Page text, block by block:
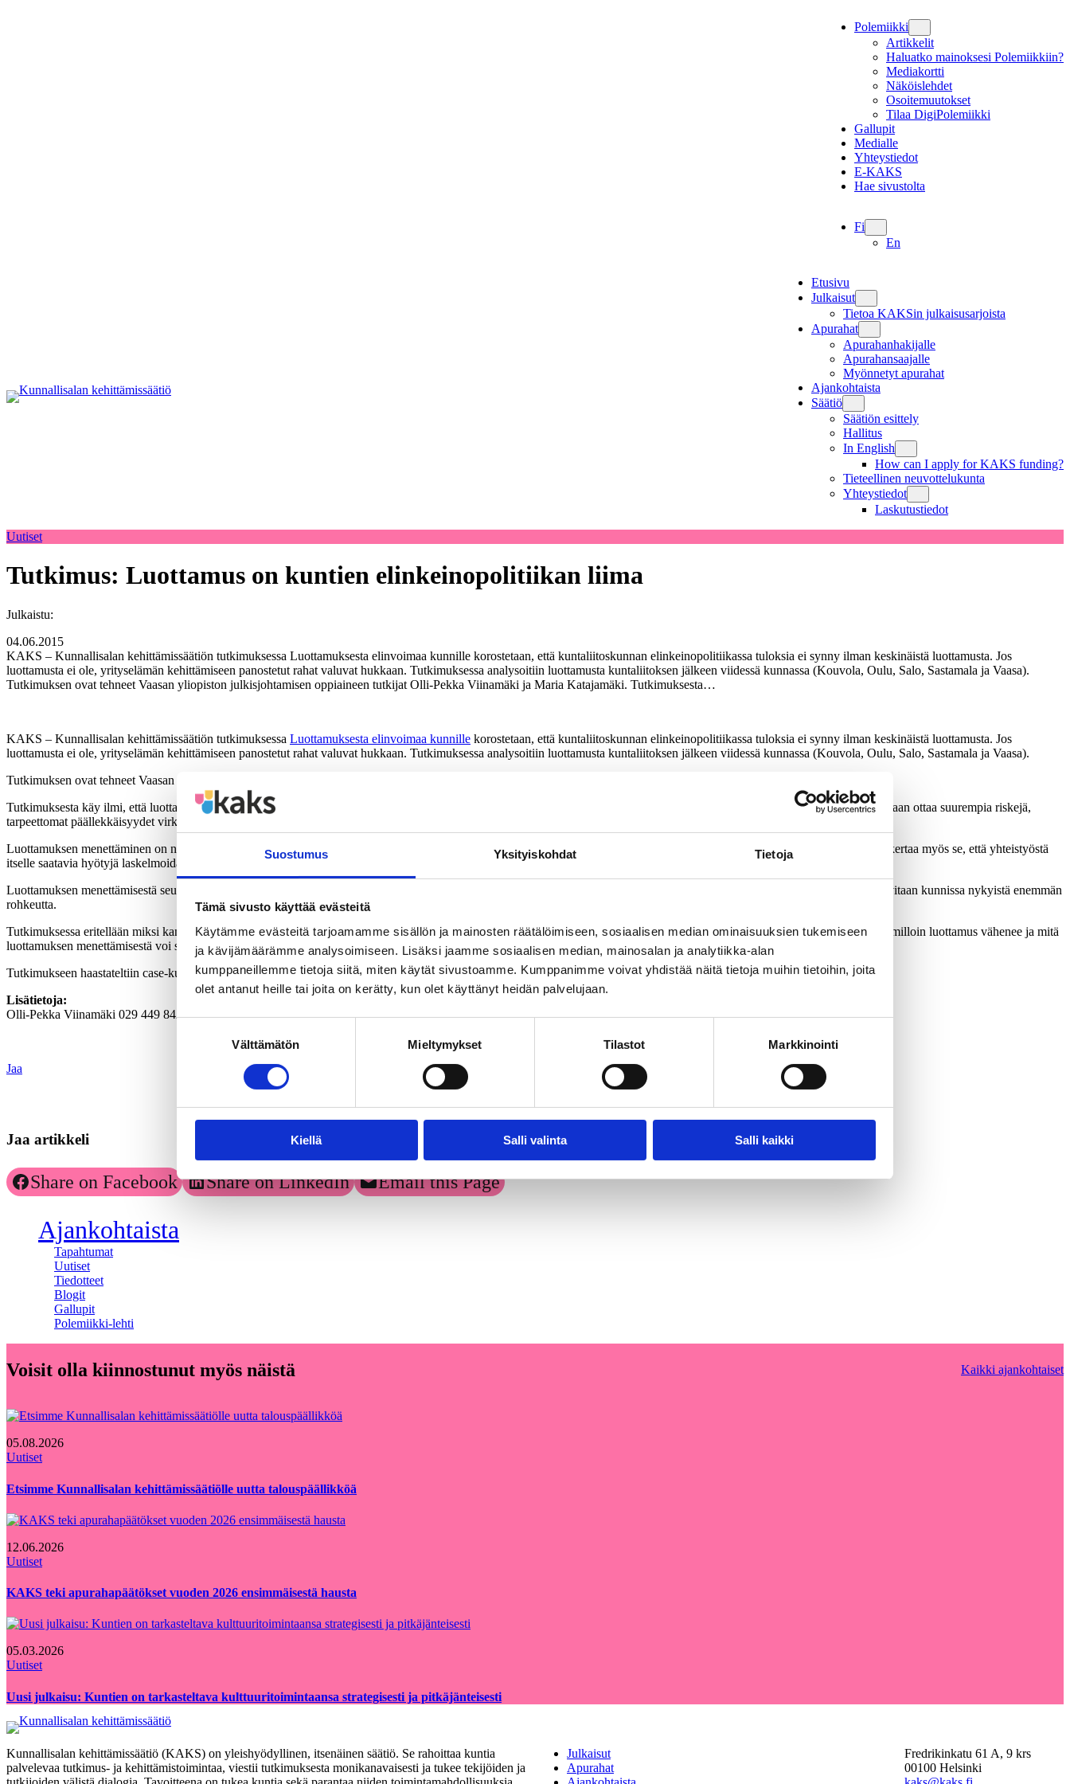
Suostumus Yksityiskohdat Tietoja
Tämä sivusto käyttää evästeitä
Käytämme evästeitä tarjoamamme sisällön ja mainosten räätälöimiseen, sosiaalisen median ominaisuuksien tukemiseen
ja kävijämäärämme analysoimiseen. Lisäksi jaamme sosiaalisen median, mainosalan ja analytiikka-alan
kumppaneillemme tietoja siitä, miten käytät sivustoamme. Kumppanimme voivat yhdistää näitä tietoja muihin tietoihin, joita
olet antanut heille tai joita on kerätty, kun olet käyttänyt heidän palvelujaan.
Välttämätön Mieltymykset Tilastot Markkinointi
Kiellä Salli valinta Salli kaikki
Polemiikki
Artikkelit
Haluatko mainoksesi Polemiikkiin?
Mediakortti
Näköislehdet
Osoitemuutokset
Tilaa DigiPolemiikki
Gallupit
Medialle
Yhteystiedot
E-KAKS
Hae sivustolta
Fi
En
Etusivu
Julkaisut
Tietoa KAKSin julkaisusarjoista
Apurahat
Apurahanhakijalle
Apurahansaajalle
Myönnetyt apurahat
Ajankohtaista
Säätiö
Säätiön esittely
Hallitus
In English
How can I apply for KAKS funding?
Tieteellinen neuvottelukunta
Yhteystiedot
Laskutustiedot
Uutiset
Tutkimus: Luottamus on kuntien elinkeinopolitiikan liima
Julkaistu:
04.06.2015
KAKS – Kunnallisalan kehittämissäätiön tutkimuksessa Luottamuksesta elinvoimaa kunnille korostetaan, että kuntaliitoskunnan elinkeinopolitiikassa tuloksia ei synny ilman keskinäistä luottamusta. Jos
luottamusta ei ole, yrityselämän kehittämiseen panostetut rahat valuvat hukkaan. Tutkimuksessa analysoitiin luottamusta kuntaliitoksen jälkeen viidessä kunnassa (Kouvola, Oulu, Salo, Sastamala ja Vaasa).
Tutkimuksen ovat tehneet Vaasan yliopiston julkisjohtamisen oppiaineen tutkijat Olli-Pekka Viinamäki ja Maria Katajamäki. Tutkimuksesta…
KAKS – Kunnallisalan kehittämissäätiön tutkimuksessa Luottamuksesta elinvoimaa kunnille korostetaan, että kuntaliitoskunnan elinkeinopolitiikassa tuloksia ei synny ilman keskinäistä luottamusta. Jos
luottamusta ei ole, yrityselämän kehittämiseen panostetut rahat valuvat hukkaan. Tutkimuksessa analysoitiin luottamusta kuntaliitoksen jälkeen viidessä kunnassa (Kouvola, Oulu, Salo, Sastamala ja Vaasa).
Tutkimuksen ovat tehneet Vaasan yliopiston julkisjohtamisen oppiaineen tutkijat Olli-Pekka Viinamäki ja Maria Katajamäki.
Tutkimuksesta käy ilmi, että luottamusta ruokkivat tasapuolisuus ja oikeudenmukainen kohtelu sekä liikesalaisuuksien pito ja huolellinen valmistelutyö. Kun luottamusta on, voidaan ottaa suurempia riskejä,
tarpeettomat päällekkäisyydet virkakoneistossa vähenevät ja vastuunkanto asioista on selvää.
Luottamuksen menettäminen on nopea tapahtumasarja. Tavallisimmin luottamus menetetään pettämällä sopimukset tai lupaamalla asioita, joita ei voida toteuttaa. Luottamusta nakertaa myös se, että yhteistyöstä
itselle saatavia hyötyjä laskelmoidaan liikaa yhteisen edun sijasta tai osa toimijoista suljetaan yhteisen asian ulkopuolelle.
Luottamuksen menettämisestä seuraa, että päätöksiä ei saada aikaiseksi ja päätöksiin ei sitouduta. Epäluottamuksen tunnistamiseksi ja epäluottamuskierteiden katkaisemiseksi tarvitaan kunnissa nykyistä enemmän
rohkeutta.
Tutkimuksessa eritellään miksi kannattaa luottaa ja millaisia etuja luottamuksesta saadaan elinkeinopolitiikassa. Tutkimuksessa jäsennetään myös luottamuksen ongelmakohdat – milloin luottamus vähenee ja mitä
luottamuksen menettämisestä voi seurata?
Tutkimukseen haastateltiin case-kunnista kaupunginjohtajia, hallituksen puheenjohtajia, elinkeinoyhtiöiden johtajia sekä yrittäjäjärjestöjen puheenjohtajia.
Lisätietoja:
Olli-Pekka Viinamäki 029 449 8420,
Jaa
Jaa artikkeli
Share on Facebook Share on LinkedIn Email this Page
Ajankohtaista
Tapahtumat
Uutiset
Tiedotteet
Blogit
Gallupit
Polemiikki-lehti
Voisit olla kiinnostunut myös näistä Kaikki ajankohtaiset
05.08.2026
Uutiset
Etsimme Kunnallisalan kehittämissäätiölle uutta talouspäällikköä
12.06.2026
Uutiset
KAKS teki apurahapäätökset vuoden 2026 ensimmäisestä hausta
05.03.2026
Uutiset
Uusi julkaisu: Kuntien on tarkasteltava kulttuuritoimintaansa strategisesti ja pitkäjänteisesti
Kunnallisalan kehittämissäätiö (KAKS) on yleishyödyllinen, itsenäinen säätiö. Se rahoittaa kuntia
palvelevaa tutkimus- ja kehittämistoimintaa, viestii tutkimuksesta monikanavaisesti ja tukee tekijöiden ja
Julkaisut
Apurahat
Fredrikinkatu 61 A, 9 krs
00100 Helsinki